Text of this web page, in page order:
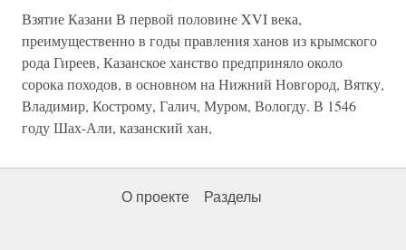
Взятие Казани В первой половине XVI века,
преимущественно в годы правления ханов из крымского
рода Гиреев, Казанское ханство предприняло около
сорока походов, в основном на Нижний Новгород, Вятку,
Владимир, Кострому, Галич, Муром, Вологду. В 1546
году Шах-Али, казанский хан,
О проекте Разделы